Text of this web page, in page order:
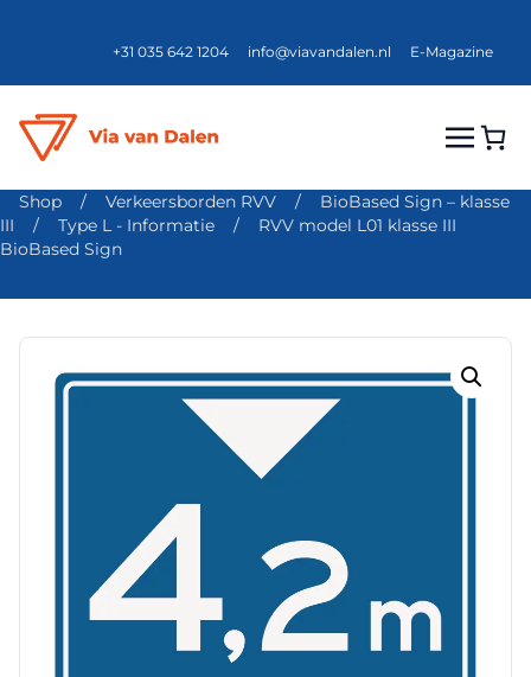
+31 035 642 1204 info@viavandalen.nl E-Magazine
Shop / Verkeersborden RVV /
BioBased Sign – klasse
III
/ Type L - Informatie /
RVV model L01 klasse III
BioBased Sign